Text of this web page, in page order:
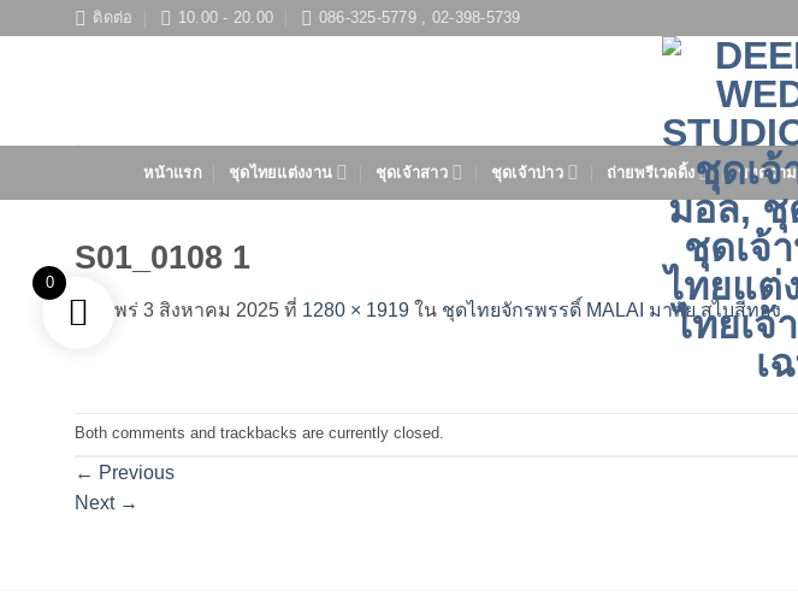
ติดต่อ 10.00 - 20.00 086-325-5779 , 02-398-5739
หน้าแรก ชุดไทยแต่งงาน ชุดเจ้าสาว ชุดเจ้าบ่าว ถ่ายพรีเวดดิ้ง บทความ
S01_0108 1
เผยแพร่ 3 สิงหาคม 2025 ที่ 1280 × 1919 ใน ชุดไทยจักรพรรดิ์ MALAI มาลัย สไบสีทอง
Both comments and trackbacks are currently closed.
← Previous
Next →
0